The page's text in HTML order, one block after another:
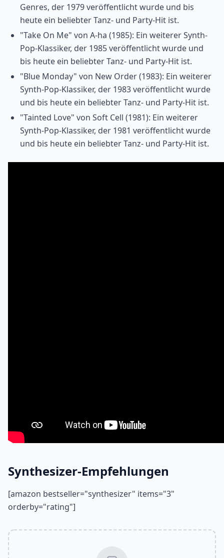
Genres, der 1979 veröffentlicht wurde und bis
heute ein beliebter Tanz- und Party-Hit ist.
"Take On Me" von A-ha (1985): Ein weiterer Synth-
Pop-Klassiker, der 1985 veröffentlicht wurde und
bis heute ein beliebter Tanz- und Party-Hit ist.
"Blue Monday" von New Order (1983): Ein weiterer
Synth-Pop-Klassiker, der 1983 veröffentlicht wurde
und bis heute ein beliebter Tanz- und Party-Hit ist.
"Tainted Love" von Soft Cell (1981): Ein weiterer
Synth-Pop-Klassiker, der 1981 veröffentlicht wurde
und bis heute ein beliebter Tanz- und Party-Hit ist.
Synthesizer-Empfehlungen
[amazon bestseller="synthesizer" items="3"
orderby="rating"]